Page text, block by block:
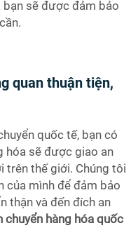
bạn sẽ được đảm bảo
quan thuận tiện,
quốc tế, bạn có
hóa sẽ được giao an
trên thế giới. Chúng tôi
của mình để đảm bảo
thận và đến đích an
chuyển hàng hóa quốc